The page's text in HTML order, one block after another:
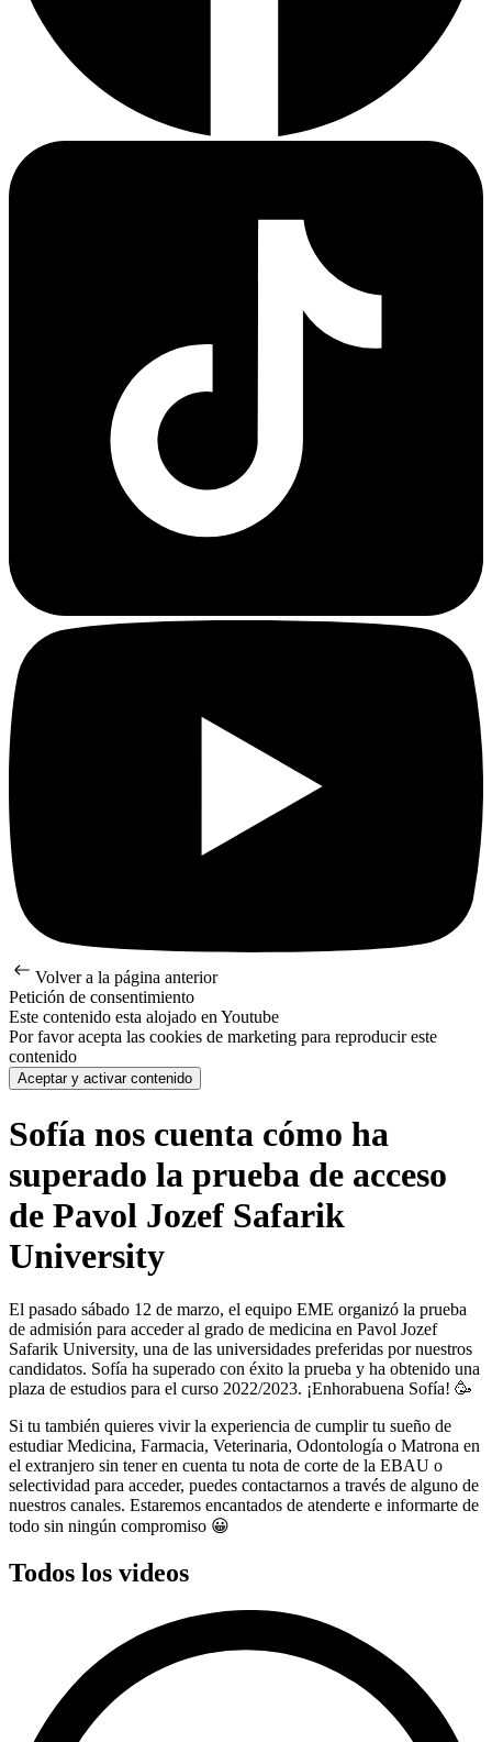
Volver a la página anterior
Petición de consentimiento
Este contenido esta alojado en Youtube
Por favor acepta las cookies de marketing para reproducir este
contenido
Aceptar y activar contenido
Sofía nos cuenta cómo ha
superado la prueba de acceso
de Pavol Jozef Safarik
University
El pasado sábado 12 de marzo, el equipo EME organizó la prueba
de admisión para acceder al grado de medicina en Pavol Jozef
Safarik University, una de las universidades preferidas por nuestros
candidatos. Sofía ha superado con éxito la prueba y ha obtenido una
plaza de estudios para el curso 2022/2023. ¡Enhorabuena Sofía! 🥳
Si tu también quieres vivir la experiencia de cumplir tu sueño de
estudiar Medicina, Farmacia, Veterinaria, Odontología o Matrona en
el extranjero sin tener en cuenta tu nota de corte de la EBAU o
selectividad para acceder, puedes contactarnos a través de alguno de
nuestros canales. Estaremos encantados de atenderte e informarte de
todo sin ningún compromiso 😀
Todos los videos